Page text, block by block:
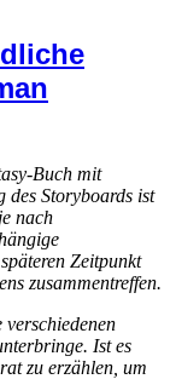
Buch mit
Storyboards ist
nach
Zeitpunkt
zusammentreffen.
Ist es
zu erzählen, um